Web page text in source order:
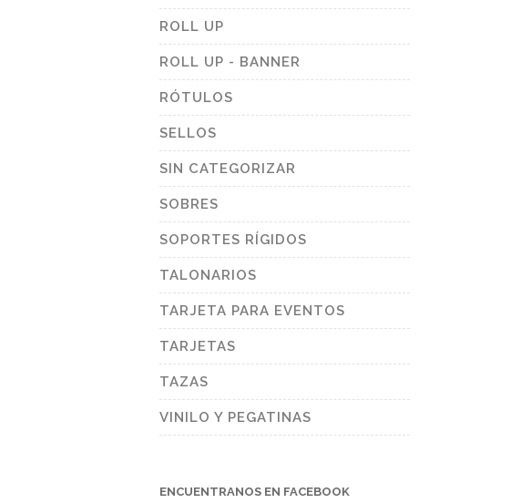
ROLL UP
ROLL UP - BANNER
RÓTULOS
SELLOS
SIN CATEGORIZAR
SOBRES
SOPORTES RÍGIDOS
TALONARIOS
TARJETA PARA EVENTOS
TARJETAS
TAZAS
VINILO Y PEGATINAS
ENCUENTRANOS EN FACEBOOK